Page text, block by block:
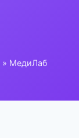
» МедиЛаб